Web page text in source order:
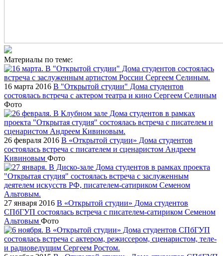
Материалы по теме:
16 марта 2016 В "Открытой студии" Дома студентов
состоялась встреча с актером театра и кино Сергеем Селиным
Фото
26 февраля 2016 В «Открытой студии» Дома студентов
состоялась встреча с писателем и сценаристом Андреем
Кивиновым Фото
27 января 2016 В «Открытой студии» Дома студентов
СПбГУП состоялась встреча с писателем-сатириком Семеном
Альтовым Фото